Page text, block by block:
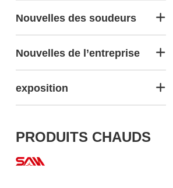
Nouvelles des soudeurs
Nouvelles de l’entreprise
exposition
PRODUITS CHAUDS